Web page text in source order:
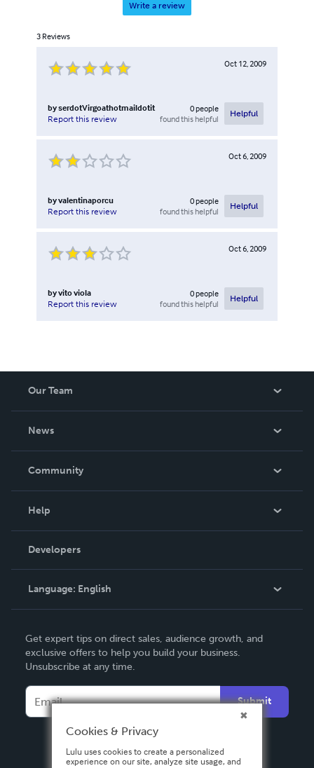
Write a review
3 Reviews
Oct 12, 2009
byserdotVirgoathotmaildotit
Report this review
0people
found this helpful
Helpful
Oct 6, 2009
byvalentinaporcu
Report this review
0people
found this helpful
Helpful
Oct 6, 2009
byvito viola
Report this review
0people
found this helpful
Helpful
Our Team
News
In The News
Community
Podcast
Help
Order Lookup
Knowledge Base
Contact Support
Developers
Language: English
Deutsch
Français
Español
Get expert tips on direct sales, audience growth, and
exclusive offers to help you build your business.
Unsubscribe at any time.
Submit
Cookies & Privacy
Lulu uses cookies to create a personalized
experience on our site, analyze site usage, and